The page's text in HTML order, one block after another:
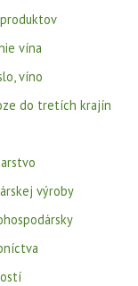
vína
víno
do tretích krajín
výroby